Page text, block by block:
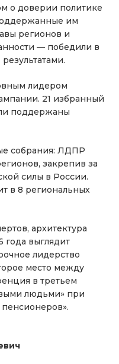
о доверии политике
им
регионов и
— победили в
лидером
21 избранный
поддержаны
собрания: ЛДПР
закрепив за
силы в России.
в 8 региональных
архитектура
года выглядит
лидерство
место между
в третьем
людьми» при